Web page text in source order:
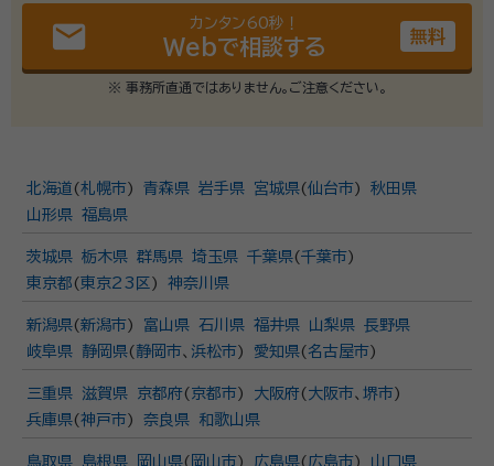
email カンタン60秒！
Webで相談する 無料
※ 事務所直通ではありません。ご注意ください。
北海道 (札幌市) 青森県 岩手県 宮城県(仙台市)
秋田県
山形県 福島県
茨城県 栃木県 群馬県 埼玉県 千葉県(千葉市)
東京都 ( 東京23区 ) 神奈川県
新潟県(新潟市) 富山県 石川県 福井県 山梨県 長野県
岐阜県
静岡県( 静岡市、 浜松市) 愛知県( 名古屋市)
三重県 滋賀県 京都府( 京都市) 大阪府( 大阪市、 堺市)
兵庫県(神戸市) 奈良県 和歌山県
鳥取県 島根県 岡山県( 岡山市) 広島県( 広島市) 山口県